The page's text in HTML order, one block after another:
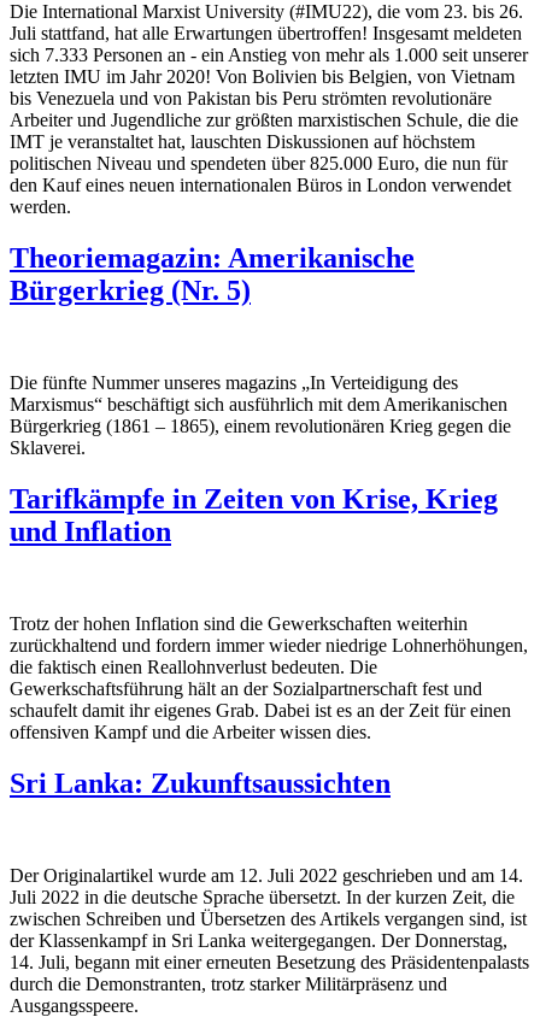
Die International Marxist University (#IMU22), die vom 23. bis 26.
Juli stattfand, hat alle Erwartungen übertroffen! Insgesamt meldeten
sich 7.333 Personen an - ein Anstieg von mehr als 1.000 seit unserer
letzten IMU im Jahr 2020! Von Bolivien bis Belgien, von Vietnam
bis Venezuela und von Pakistan bis Peru strömten revolutionäre
Arbeiter und Jugendliche zur größten marxistischen Schule, die die
IMT je veranstaltet hat, lauschten Diskussionen auf höchstem
politischen Niveau und spendeten über 825.000 Euro, die nun für
den Kauf eines neuen internationalen Büros in London verwendet
werden.
Theoriemagazin: Amerikanische
Bürgerkrieg (Nr. 5)
Die fünfte Nummer unseres magazins „In Verteidigung des
Marxismus“ beschäftigt sich ausführlich mit dem Amerikanischen
Bürgerkrieg (1861 – 1865), einem revolutionären Krieg gegen die
Sklaverei.
Tarifkämpfe in Zeiten von Krise, Krieg
und Inflation
Trotz der hohen Inflation sind die Gewerkschaften weiterhin
zurückhaltend und fordern immer wieder niedrige Lohnerhöhungen,
die faktisch einen Reallohnverlust bedeuten. Die
Gewerkschaftsführung hält an der Sozialpartnerschaft fest und
schaufelt damit ihr eigenes Grab. Dabei ist es an der Zeit für einen
offensiven Kampf und die Arbeiter wissen dies.
Sri Lanka: Zukunftsaussichten
Der Originalartikel wurde am 12. Juli 2022 geschrieben und am 14.
Juli 2022 in die deutsche Sprache übersetzt. In der kurzen Zeit, die
zwischen Schreiben und Übersetzen des Artikels vergangen sind, ist
der Klassenkampf in Sri Lanka weitergegangen. Der Donnerstag,
14. Juli, begann mit einer erneuten Besetzung des Präsidentenpalasts
durch die Demonstranten, trotz starker Militärpräsenz und
Ausgangsspeere.